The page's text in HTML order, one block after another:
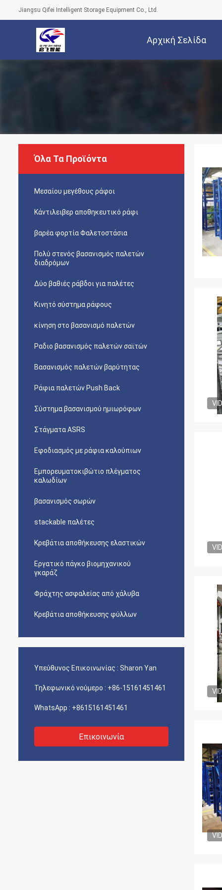
Jiangsu Qifei Intelligent Storage Equipment Co., Ltd.
Αρχική Σελίδα
Όλα Τα Προϊόντα
Μεσαίου μεγέθους ράφοι
Κάντιλειβερ αποθηκευτικό ράφι
βαρέα φορτία Φαλετοστάσια
Πολύ στενός βασανισμός παλετών
διαδρόμων
Δύο βαθιές ράβδοι για παλέτες
Κινητό σύστημα ράφους
κίνηση στο βασανισμό παλετών
Ραδιο βασανισμός παλετών σαϊτών
Βασανισμός παλετών βαρύτητας
Ράφια παλετών Push Back
Σύστημα βασανισμού ημιωρόφων
Στάγματα ASRS
Εφοδιασμός με ράφια καλούπιων
Εμπορευματοκιβώτιο πλέγματος
καλωδίων
βασανισμός σωρών
stackable παλέτες
Κρεβάτια αποθήκευσης ελαστικών
Εργατικό πάγκο βιομηχανικού
γκαράζ
Φράχτης ασφαλείας από χάλυβα
Κρεβάτια αποθήκευσης φύλλων
Υπεύθυνος Επικοινωνίας : Sharon Yan
Τηλεφωνικό νούμερο : +86-15161451461
WhatsApp : +8615161451461
Επικοινωνία